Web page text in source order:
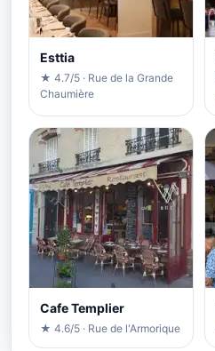
Esttia
★ 4.7/5 · Rue de la Grande
Chaumière
Cafe Templier
★ 4.6/5 · Rue de l'Armorique